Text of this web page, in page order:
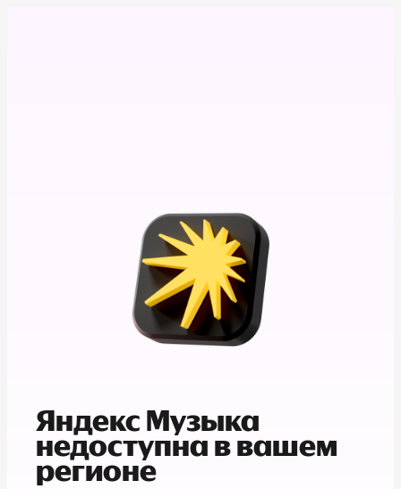
Яндекс Музыка
недоступна в вашем
регионе